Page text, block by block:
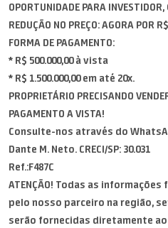
OPORTUNIDADE PARA
REDUÇÃO NO PREÇO: AGORA POR
FORMA DE PAGAMENTO:
* R$ 500.000,00 à vista
* R$ 1.500.000,00 em até 20x.
PROPRIETÁRIO PRECISANDO
PAGAMENTO A VISTA!
Consulte-nos através do
Dante M. Neto. CRECI/SP: 30.031
Ref.:F487C
ATENÇÃO! Todas as
pelo nosso parceiro na região,
serão fornecidas diretamente